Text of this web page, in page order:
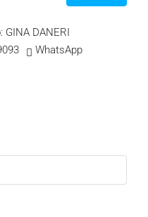
GINA DANERI
WhatsApp